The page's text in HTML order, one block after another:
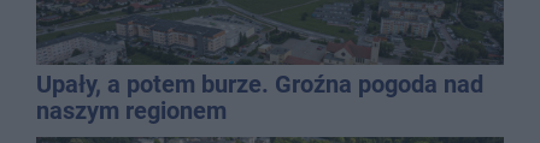
Upały, a potem burze. Groźna pogoda nad
naszym regionem